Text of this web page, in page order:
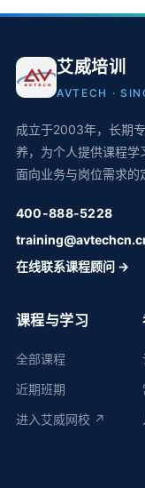
艾威培训
AVTECH ·
成立于2003年，长期
养，为个人提供课程学
面向业务与岗位需求的
400-888-5228
在线联系课程顾问 →
课程与学习
全部课程
近期班期
进入艾威网校 ↗